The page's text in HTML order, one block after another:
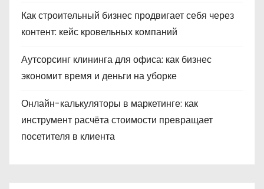
Как строительный бизнес продвигает себя через
контент: кейс кровельных компаний
Аутсорсинг клининга для офиса: как бизнес
экономит время и деньги на уборке
Онлайн-калькуляторы в маркетинге: как
инструмент расчёта стоимости превращает
посетителя в клиента